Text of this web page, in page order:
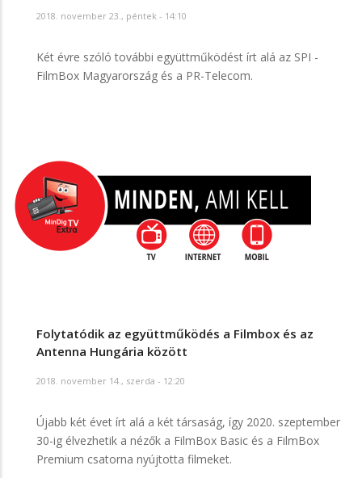
2018. november 23., péntek - 14:10
Két évre szóló további együttműködést írt alá az SPI -
FilmBox Magyarország és a PR-Telecom.
Folytatódik az együttműködés a Filmbox és az
Antenna Hungária között
2018. november 14., szerda - 12:20
Újabb két évet írt alá a két társaság, így 2020. szeptember
30-ig élvezhetik a nézők a FilmBox Basic és a FilmBox
Premium csatorna nyújtotta filmeket.